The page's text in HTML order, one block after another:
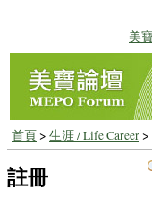
美
首頁> 生涯 / Life Career>
註冊